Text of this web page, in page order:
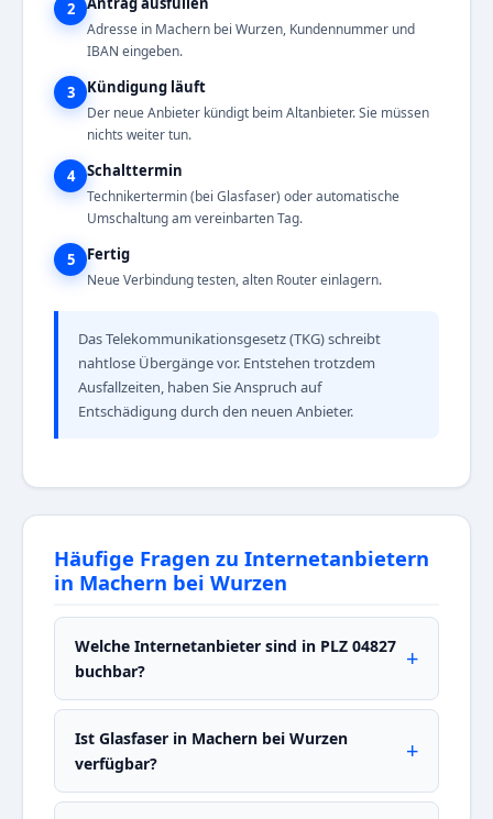
2
Adresse in Machern bei Wurzen, Kundennummer und
IBAN eingeben.
3 Kündigung läuft
Der neue Anbieter kündigt beim Altanbieter. Sie müssen
nichts weiter tun.
4 Schalttermin
Technikertermin (bei Glasfaser) oder automatische
Umschaltung am vereinbarten Tag.
5 Fertig
Neue Verbindung testen, alten Router einlagern.
Das Telekommunikationsgesetz (TKG) schreibt
nahtlose Übergänge vor. Entstehen trotzdem
Ausfallzeiten, haben Sie Anspruch auf
Entschädigung durch den neuen Anbieter.
Häufige Fragen zu Internetanbietern
in Machern bei Wurzen
Welche Internetanbieter sind in PLZ 04827
buchbar?
Ist Glasfaser in Machern bei Wurzen
verfügbar?